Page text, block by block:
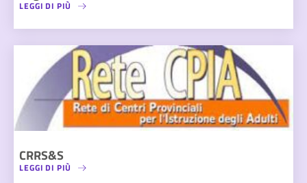
LEGGI DI PIÙ
CRRS&S
LEGGI DI PIÙ